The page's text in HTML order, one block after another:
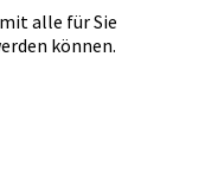
alle für Sie
können.